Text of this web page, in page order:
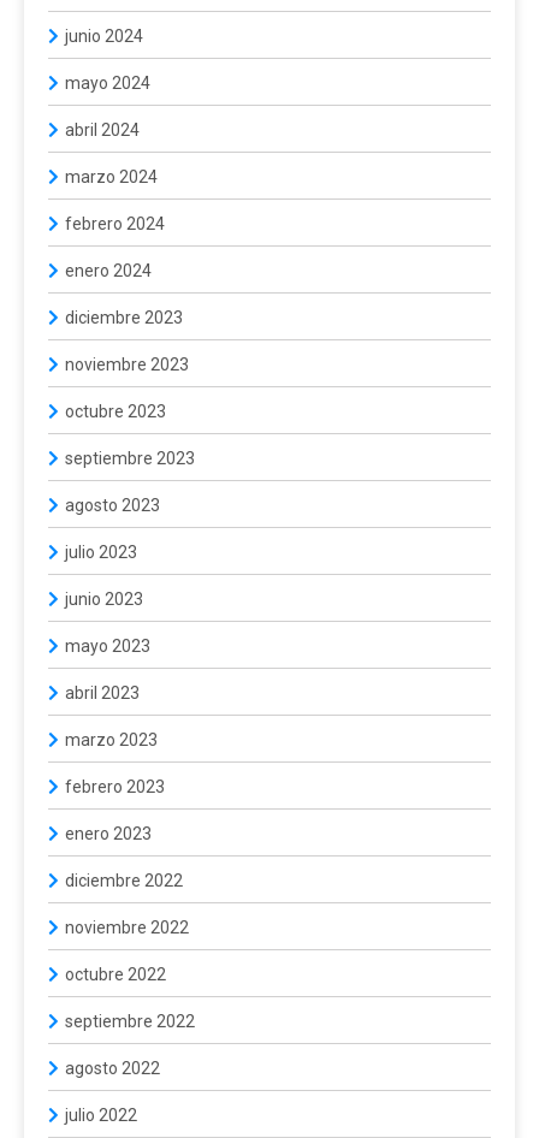
junio 2024
mayo 2024
abril 2024
marzo 2024
febrero 2024
enero 2024
diciembre 2023
noviembre 2023
octubre 2023
septiembre 2023
agosto 2023
julio 2023
junio 2023
mayo 2023
abril 2023
marzo 2023
febrero 2023
enero 2023
diciembre 2022
noviembre 2022
octubre 2022
septiembre 2022
agosto 2022
julio 2022